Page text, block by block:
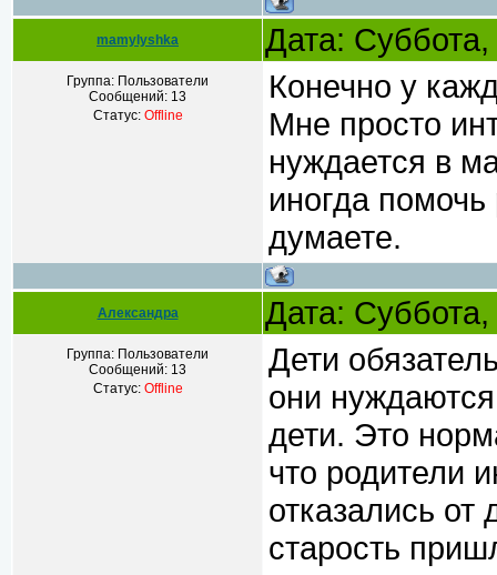
mamylyshka Дата:
Группа: Пользователи
Сообщений: 13
Статус: Offline
Конечно у
Мне просто
нуждается в
иногда
думаете.
Александра Дата:
Группа: Пользователи
Сообщений: 13
Статус: Offline
Дети
они
дети. Это
что родители
отказались от
старость